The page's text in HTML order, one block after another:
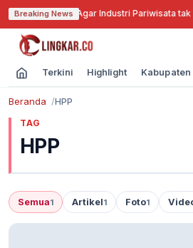
Breaking News
Cari Solusi Agar Industri Pariwisata tak
Terkini Highlight Kabupaten
Beranda HPP
TAG
HPP
Semua1 Artikel1 Foto1